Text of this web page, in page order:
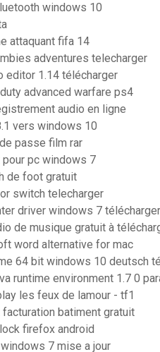
windows 10
attaquant fifa 14
adventures telecharger
editor 1.14 télécharger
advanced warfare ps4
audio en ligne
vers windows 10
passe film rar
pc windows 7
de foot gratuit
switch telecharger
driver windows 7 télécharger
de musique gratuit à
word alternative for mac
64 bit windows 10 deutsch
runtime environment 1.7 0
les feux de lamour - tf1
batiment gratuit
firefox android
7 mise a jour